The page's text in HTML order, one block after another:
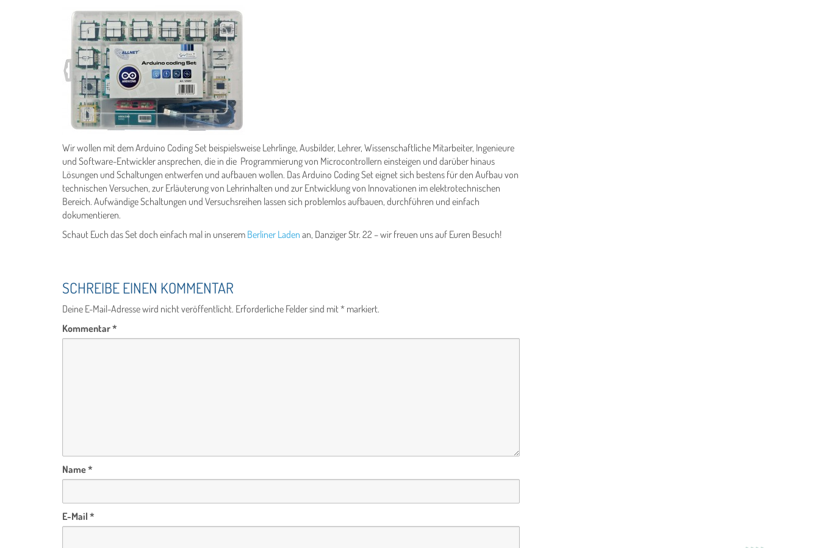
Wir wollen mit dem Arduino Coding Set beispielsweise Lehrlinge, Ausbilder, Lehrer, Wissenschaftliche Mitarbeiter, Ingenieure
und Software-Entwickler ansprechen, die in die Programmierung von Microcontrollern einsteigen und darüber hinaus
Lösungen und Schaltungen entwerfen und aufbauen wollen. Das Arduino Coding Set eignet sich bestens für den Aufbau von
technischen Versuchen, zur Erläuterung von Lehrinhalten und zur Entwicklung von Innovationen im elektrotechnischen
Bereich. Aufwändige Schaltungen und Versuchsreihen lassen sich problemlos aufbauen, durchführen und einfach
dokumentieren.
Schaut Euch das Set doch einfach mal in unserem Berliner Laden an, Danziger Str. 22 – wir freuen uns auf Euren Besuch!
SCHREIBE EINEN KOMMENTAR
Deine E-Mail-Adresse wird nicht veröffentlicht. Erforderliche Felder sind mit* markiert.
Kommentar*
Name*
E-Mail *